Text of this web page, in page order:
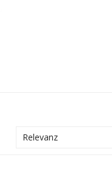
Relevanz